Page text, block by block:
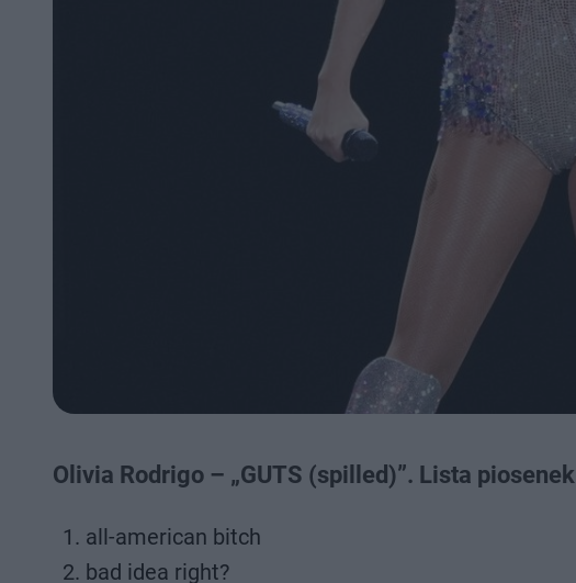
Olivia Rodrigo – „GUTS (spilled)”. Lista piosenek
all-american bitch
bad idea right?